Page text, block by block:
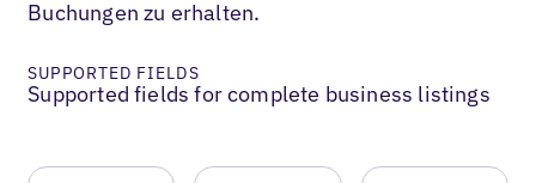
Buchungen zu erhalten.
SUPPORTED FIELDS
Supported fields for complete business listings